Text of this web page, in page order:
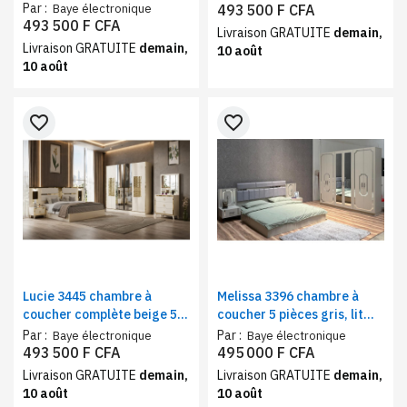
gris doré – Armoire 6
portes, coiffeuse avec
miroir, lit avec coffre de
rangement
Par : Baye électronique
493 500 F CFA
Livraison GRATUITE demain,
10 août
pièces – Armoire 6
battants, coiffeuse avec
miroir, lit avec coffre de
rangement
493 500 F CFA
Livraison GRATUITE demain,
10 août
Lucie 3445 chambre à
coucher complète beige 5
pièces – Armoire 6
battants, lit avec coffre de
rangement et coiffeuse
avec miroir
Par : Baye électronique
favorite_border
493 500 F CFA
Livraison GRATUITE demain,
10 août
Melissa 3396 chambre à
coucher 5 pièces gris, lit
180x200 + armoire 6 portes
Par : Baye électronique
favorite_border
495 000 F CFA
Livraison GRATUITE demain,
10 août